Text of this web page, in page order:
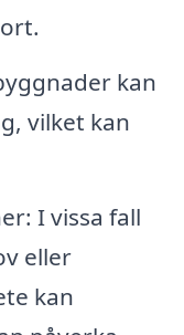
kan
vilket kan
I vissa fall
eller
kan